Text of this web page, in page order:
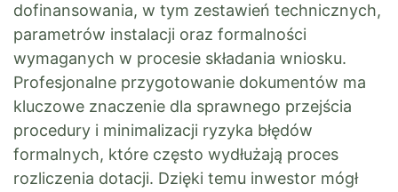
dofinansowania, w tym zestawień technicznych,
parametrów instalacji oraz formalności
wymaganych w procesie składania wniosku.
Profesjonalne przygotowanie dokumentów ma
kluczowe znaczenie dla sprawnego przejścia
procedury i minimalizacji ryzyka błędów
formalnych, które często wydłużają proces
rozliczenia dotacji. Dzięki temu inwestor mógł